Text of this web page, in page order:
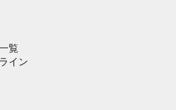
覧
イン